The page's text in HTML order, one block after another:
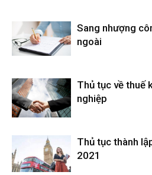
Sang nhượng
ngoài
Thủ tục về thuế
nghiệp
Thủ tục thành
2021